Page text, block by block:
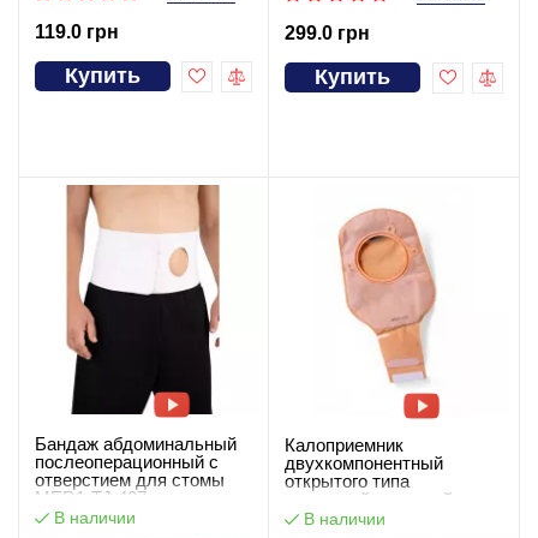
119.0 грн
Купить
299.0 грн
Купить
Бандаж абдоминальный
послеоперационный с
отверстием для стомы
MED1-TJ-407
В наличии
Калоприемник
двухкомпонентный
открытого типа
застежкой-липучкой
(мешок),вырез 70 мм
В наличии